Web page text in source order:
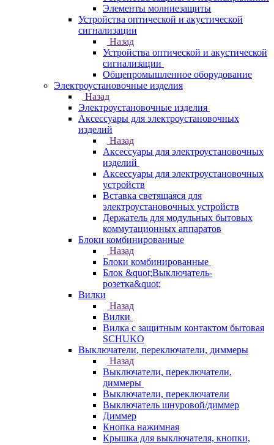
Элементы молниезащиты
Устройства оптической и акустической
сигнализации
Назад
Устройства оптической и акустической
сигнализации
Общепромышленное оборудование
Электроустановочные изделия
Назад
Электроустановочные изделия
Аксессуары для электроустановочных
изделий
Назад
Аксессуары для электроустановочных
изделий
Аксессуары для электроустановочных
устройств
Вставка светящаяся для
электроустановочных устройств
Держатель для модульных бытовых
коммутационных аппаратов
Блоки комбинированные
Назад
Блоки комбинированные
Блок &quot;Выключатель-
розетка&quot;
Вилки
Назад
Вилки
Вилка с защитным контактом бытовая
SCHUKO
Выключатели, переключатели, диммеры
Назад
Выключатели, переключатели,
диммеры
Выключатели, переключатели
Выключатель шнуровой/диммер
Диммер
Кнопка нажимная
Крышка для выключателя, кнопки,